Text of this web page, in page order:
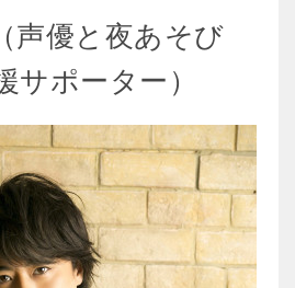
声優と夜あそび
ポーター）